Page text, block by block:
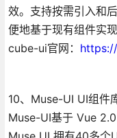
效。支持按需引入和
便地基于现有组件实现
cube-ui官网：
10、Muse-UI UI组件
Muse-UI基于 Vue